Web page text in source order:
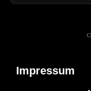
Impressum